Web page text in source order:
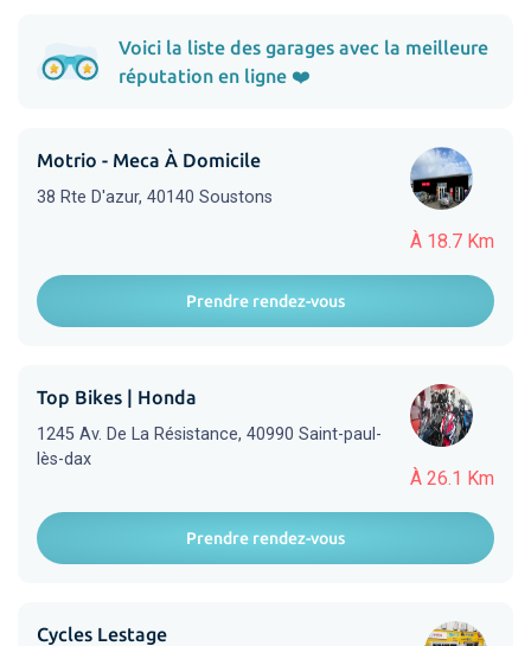
Voici la liste des garages avec la meilleure
réputation en ligne ❤️
À 18.7 Km
Motrio - Meca À Domicile
38 Rte D'azur, 40140 Soustons
Prendre rendez-vous
À 26.1 Km
Top Bikes | Honda
1245 Av. De La Résistance, 40990 Saint-paul-
lès-dax
Prendre rendez-vous
Cycles Lestage